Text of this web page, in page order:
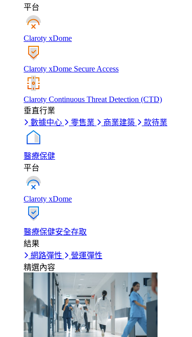
平台
Claroty xDome
Claroty xDome Secure Access
Claroty Continuous Threat Detection (CTD)
垂直行業
數據中心
零售業 商業建築 款待業
醫療保健
平台
Claroty xDome
醫療保健安全存取
結果
網路彈性
營運彈性
精選內容